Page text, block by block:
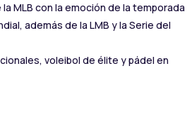
MLB con la emoción de la temporada
además de la LMB y la Serie del
voleibol de élite y pádel en